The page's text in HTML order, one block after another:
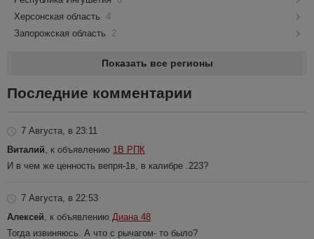
Херсонская область 4
Запорожская область
2
Показать все регионы
Последние комментарии
7 Августа, в 23:11
Виталий , к объявлению 1В РПК
И в чем же ценность вепря-1в, в калибре .223?
7 Августа, в 22:53
Алексей , к объявлению Диана 48
Тогда извиняюсь. А что с рычагом- то было?